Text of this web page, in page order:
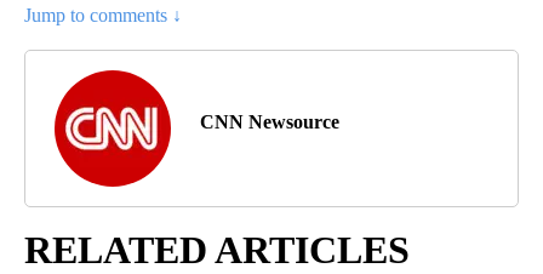
Jump to comments ↓
CNN Newsource
RELATED ARTICLES